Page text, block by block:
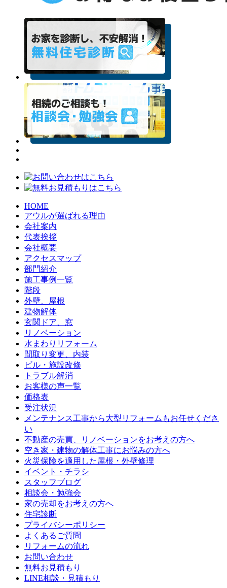
HOME
アウルが選ばれる理由
会社案内
代表挨拶
会社概要
アクセスマップ
部門紹介
施工事例一覧
階段
外壁、屋根
建物解体
玄関ドア、窓
リノベーション
水まわりリフォーム
間取り変更、内装
ビル・施設改修
トラブル解消
お客様の声一覧
価格表
受注状況
メンテナンス工事から大型リフォームもお任せくださ
い
不動産の売買、リノベーションをお考えの方へ
空き家・建物の解体工事にお悩みの方へ
火災保険を適用した屋根・外壁修理
イベント・チラシ
スタッフブログ
相談会・勉強会
家の売却をお考えの方へ
住宅診断
プライバシーポリシー
よくあるご質問
リフォームの流れ
お問い合わせ
無料お見積もり
LINE相談・見積もり